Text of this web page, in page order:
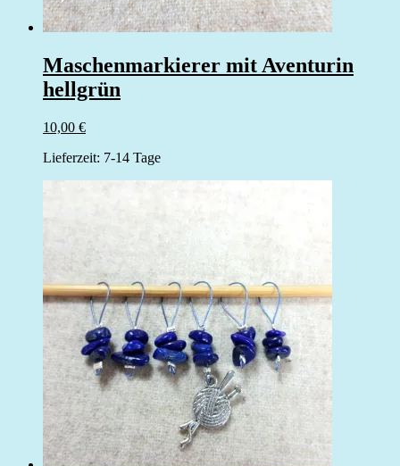
Maschenmarkierer mit Aventurin
hellgrün
10,00 €
Lieferzeit: 7-14 Tage